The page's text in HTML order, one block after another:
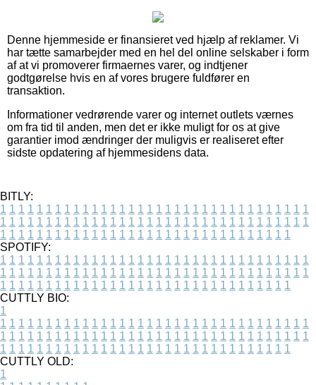
Denne hjemmeside er finansieret ved hjælp af reklamer. Vi
har tætte samarbejder med en hel del online selskaber i form
af at vi promoverer firmaernes varer, og indtjener
godtgørelse hvis en af vores brugere fuldfører en
transaktion.
Informationer vedrørende varer og internet outlets værnes
om fra tid til anden, men det er ikke muligt for os at give
garantier imod ændringer der muligvis er realiseret efter
sidste opdatering af hjemmesidens data.
BITLY:
1 1 1 1 1 1 1 1 1 1 1 1 1 1 1 1 1 1 1 1 1 1 1 1 1 1 1 1 1 1 1 1 1 1
1 1 1 1 1 1 1 1 1 1 1 1 1 1 1 1 1 1 1 1 1 1 1 1 1 1 1 1 1 1 1 1 1 1
1 1 1 1 1 1 1 1 1 1 1 1 1 1 1 1 1 1 1 1 1 1 1 1 1 1 1 1 1 1 1 1
SPOTIFY:
1 1 1 1 1 1 1 1 1 1 1 1 1 1 1 1 1 1 1 1 1 1 1 1 1 1 1 1 1 1 1 1 1 1
1 1 1 1 1 1 1 1 1 1 1 1 1 1 1 1 1 1 1 1 1 1 1 1 1 1 1 1 1 1 1 1 1 1
1 1 1 1 1 1 1 1 1 1 1 1 1 1 1 1 1 1 1 1 1 1 1 1 1 1 1 1 1 1 1 1
CUTTLY BIO:
1
1 1 1 1 1 1 1 1 1 1 1 1 1 1 1 1 1 1 1 1 1 1 1 1 1 1 1 1 1 1 1 1 1 1
1 1 1 1 1 1 1 1 1 1 1 1 1 1 1 1 1 1 1 1 1 1 1 1 1 1 1 1 1 1 1 1 1 1
1 1 1 1 1 1 1 1 1 1 1 1 1 1 1 1 1 1 1 1 1 1 1 1 1 1 1 1 1 1 1 1
CUTTLY OLD:
1